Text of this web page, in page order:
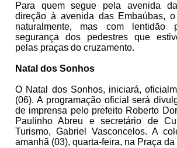
Para quem segue pela avenida
direção à avenida das Embaúbas,
naturalmente, mas com lentidão
segurança dos pedestres que
pelas praças do cruzamento.
Natal dos Sonhos
O Natal dos Sonhos, iniciará,
(06). A programação oficial será
de imprensa pelo prefeito Roberto
Paulinho Abreu e secretário de
Turismo, Gabriel Vasconcelos. A
amanhã (03), quarta-feira, na Praça